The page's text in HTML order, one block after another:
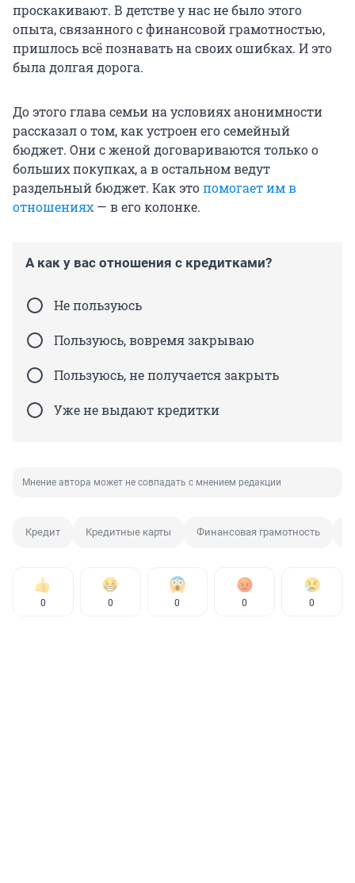
проскакивают. В детстве у нас не было этого
опыта, связанного с финансовой грамотностью,
пришлось всё познавать на своих ошибках. И это
была долгая дорога.
До этого глава семьи на условиях анонимности
рассказал о том, как устроен его семейный
бюджет. Они с женой договариваются только о
больших покупках, а в остальном ведут
раздельный бюджет. Как этопомогает им в
отношениях — в его колонке.
А как у вас отношения с кредитками?
Не пользуюсь
Пользуюсь, вовремя закрываю
Пользуюсь, не получается закрыть
Уже не выдают кредитки
Мнение автора может не совпадать с мнением редакции
Кредит Кредитные карты Финансовая грамотность
0 0 0 0 0